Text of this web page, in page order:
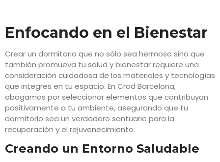
Enfocando en el Bienestar
Crear un dormitorio que no sólo sea hermoso sino que
también promueva tu salud y bienestar requiere una
consideración cuidadosa de los materiales y tecnologías
que integres en tu espacio. En Crod Barcelona,
abogamos por seleccionar elementos que contribuyan
positivamente a tu ambiente, asegurando que tu
dormitorio sea un verdadero santuario para la
recuperación y el rejuvenecimiento.
Creando un Entorno Saludable